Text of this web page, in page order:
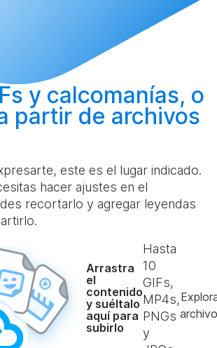
y calcomanías, o
partir de archivos
este es el lugar indicado.
hacer ajustes en el
recortarlo y agregar leyendas
Arrastra
el
contenido
y suéltalo
aquí para
subirlo
Hasta
10
GIFs,
MP4s,
PNGs
y